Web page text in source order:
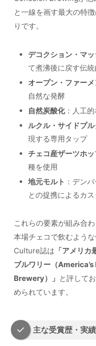
と一線を画す最大の特
りです。
デコクション・マ
て煮沸後に戻す伝
オープン・ファー
自然な発酵
自然炭酸化：人工
ルクル・サイドプ
現する専用タップ
チェコ産ザーツホ
種を使用
地元モルト ：デン
との提携によるカ
これらの要素が組み合
本場チェコで飲むよう
Culture誌は 「アメリ
ブルワリー（
Brewery）」 と評して
められています。
主な受賞歴・実績